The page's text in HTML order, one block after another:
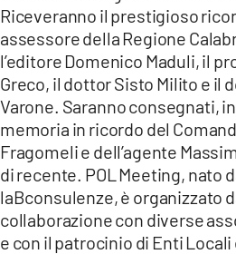
Riceveranno il prestigioso
assessore della Regione
l’editore Domenico Maduli, il
Greco, il dottor Sisto Milito e il
Varone. Saranno consegnati,
memoria in ricordo del
Fragomeli e dell’agente
di recente. POL Meeting, nato
laBconsulenze, è organizzato
collaborazione con diverse
e con il patrocinio di Enti